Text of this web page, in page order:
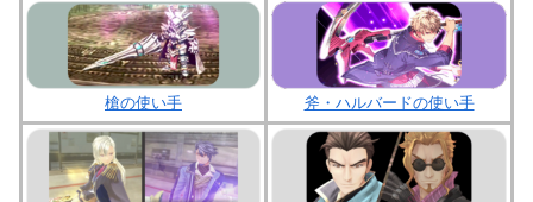
槍の使い手 斧・ハルバードの使い手